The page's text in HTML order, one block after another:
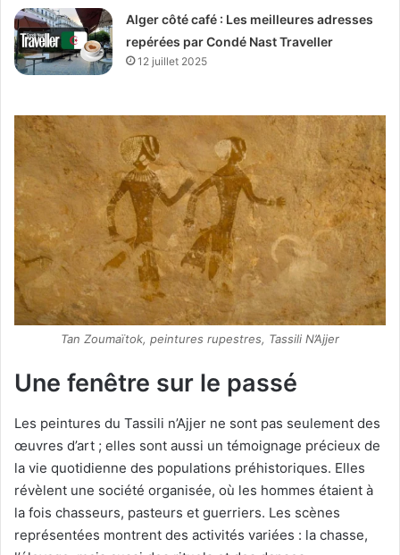
Alger côté café : Les meilleures adresses
repérées par Condé Nast Traveller
12 juillet 2025
Tan Zoumaïtok, peintures rupestres, Tassili N’Ajjer
Une fenêtre sur le passé
Les peintures du Tassili n’Ajjer ne sont pas seulement des
œuvres d’art ; elles sont aussi un témoignage précieux de
la vie quotidienne des populations préhistoriques. Elles
révèlent une société organisée, où les hommes étaient à
la fois chasseurs, pasteurs et guerriers. Les scènes
représentées montrent des activités variées : la chasse,